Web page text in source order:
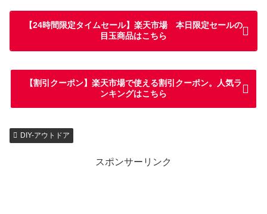
【24時間限定タイムセール】楽天市場 本日限定セールの
目玉商品はこちら
【割引クーポン】楽天市場で使える割引クーポン。人気ラ
ンキングはこちら
DIY-アウトドア
スポンサーリンク